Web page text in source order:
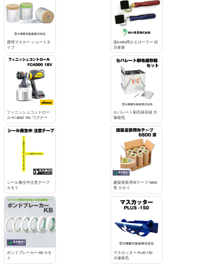
透明マスカー ショートタ
イプ
楽HARU押さえローラー 好
川産業
フィニッシュコントロー
ル FC4000 18V ワグナー
セパレート刷毛保存箱 大
塚刷毛
シール養生中注意テープ
カモイ
建築塗装用布テープ 6800
茶 カモイ
ボンドブレーカー KB カモ
イ
マスカッター PLUS-150
大塚刷毛